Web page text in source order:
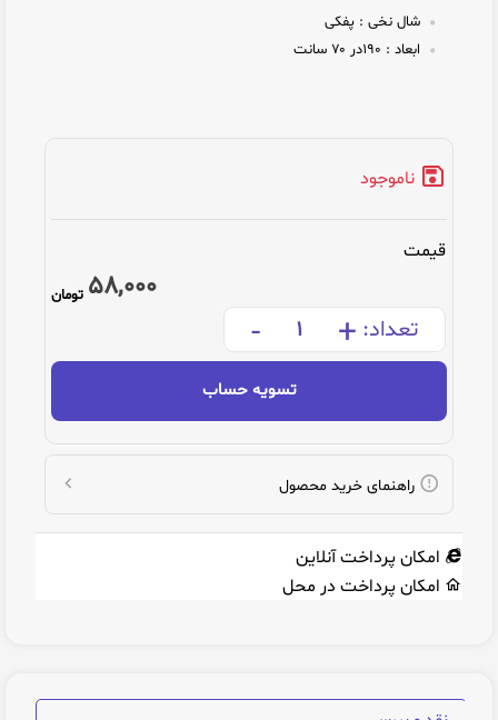
شال نخی : پفکی
ابعاد :
ناموجود
قیمت
58,000 تومان
تعداد: +
-
تسویه حساب
راهنمای خرید محصول
امکان پرداخت آنلاین
امکان پرداخت در محل